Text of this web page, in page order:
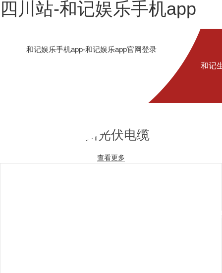
四川站-和记娱乐手机app
和记娱乐手机app-和记娱乐app官网登录
和记
四川光伏电缆
查看更多